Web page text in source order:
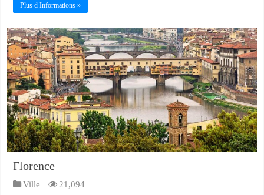
Plus d Informations »
Florence
Ville 21,094